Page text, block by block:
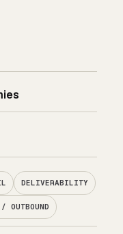
DELIVERABILITY
OUTBOUND